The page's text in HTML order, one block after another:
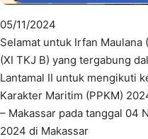
05/11/2024
Selamat untuk Irfan Maulana
(XI TKJ B) yang tergabung
Lantamal II untuk mengikuti
Karakter Maritim (PPKM)
– Makassar pada tanggal 04
2024 di Makassar